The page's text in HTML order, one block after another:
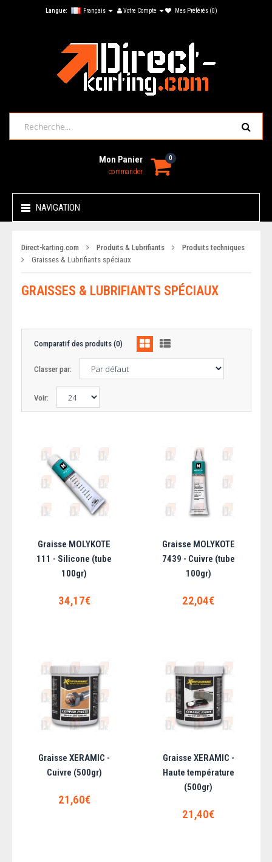
Langue: Français Votre Compte Mes Préférés (0)
Mon Panier
commander
0
NAVIGATION
Direct-karting.com Produits & Lubrifiants
Produits techniques
Graisses & Lubrifiants spéciaux
GRAISSES & LUBRIFIANTS SPÉCIAUX
Comparatif des produits (0)
Classer par:
Voir:
Graisse MOLYKOTE 111 - Silicone (tube
100gr)
AJOUTER AU PANIER
Ajouter aux articles préférés
Ajouter au comparatif
Graisse MOLYKOTE
111 - Silicone (tube
100gr)
34,17€
Graisse MOLYKOTE
7439 - Cuivre (tube
100gr)
22,04€
Graisse XERAMIC -
Cuivre (500gr)
21,60€
Graisse XERAMIC -
Haute température
(500gr)
21,40€